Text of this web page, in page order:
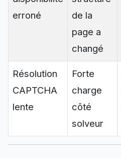
erroné
de la
page a
changé
Résolution
CAPTCHA
lente
Forte
charge
côté
solveur